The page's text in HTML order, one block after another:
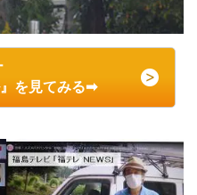
』を見てみる➡